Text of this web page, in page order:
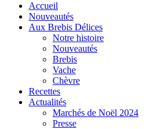
Accueil
Nouveautés
Aux Brebis Délices
Notre histoire
Nouveautés
Brebis
Vache
Chèvre
Recettes
Actualités
Marchés de Noël 2024
Presse